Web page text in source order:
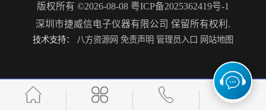
罗德施瓦茨ZNB8矢量网络分析仪2个端口9kHz-8.5GHz Keysight E4980A/001/200精密
版权所有 ©2026-08-08 粤ICP备2025362419号-1
深圳市捷威信电子仪器有限公司 保留所有权利.
技术支持： 八方资源网 免责声明 管理员入口 网站地图